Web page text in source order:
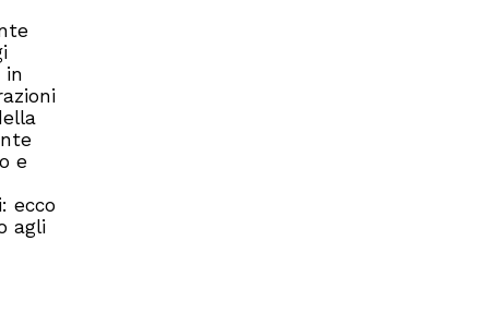
in
e
ecco
agli